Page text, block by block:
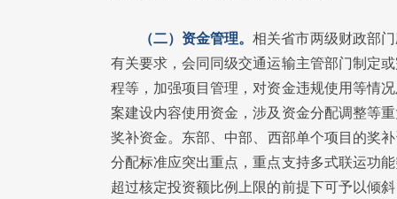
（二）资金管理。相关省市两级财政部
有关要求，会同同级交通运输主管部门制定
程等，加强项目管理，对资金违规使用等情
案建设内容使用资金，涉及资金分配调整等
奖补资金。东部、中部、西部单个项目的奖
分配标准应突出重点，重点支持多式联运功
超过核定投资额比例上限的前提下可予以倾